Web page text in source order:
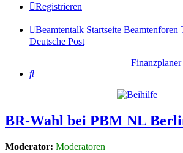
Registrieren
Beamtentalk Startseite Beamtenforen
Deutsche Post
Suche
BR-Wahl bei PBM NL
Moderator: Moderatoren